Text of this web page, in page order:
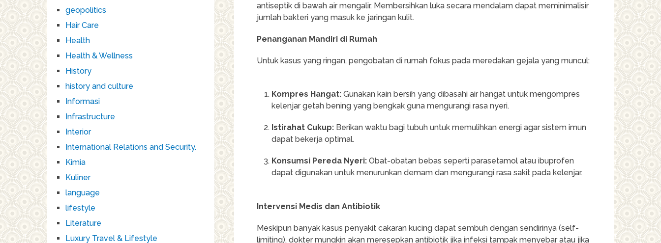
antiseptik di bawah air mengalir. Membersihkan luka secara mendalam dapat meminimalisir
jumlah bakteri yang masuk ke jaringan kulit.
Penanganan Mandiri di Rumah
Untuk kasus yang ringan, pengobatan di rumah fokus pada meredakan gejala yang muncul:
Kompres Hangat: Gunakan kain bersih yang dibasahi air hangat untuk mengompres
kelenjar getah bening yang bengkak guna mengurangi rasa nyeri.
Istirahat Cukup: Berikan waktu bagi tubuh untuk memulihkan energi agar sistem imun
dapat bekerja optimal.
Konsumsi Pereda Nyeri: Obat-obatan bebas seperti parasetamol atau ibuprofen
dapat digunakan untuk menurunkan demam dan mengurangi rasa sakit pada kelenjar.
Intervensi Medis dan Antibiotik
Meskipun banyak kasus penyakit cakaran kucing dapat sembuh dengan sendirinya (self-
limiting), dokter mungkin akan meresepkan antibiotik jika infeksi tampak menyebar atau jika
geopolitics
Hair Care
Health
Health & Wellness
History
history and culture
Informasi
Infrastructure
Interior
International Relations and Security.
Kimia
Kuliner
language
lifestyle
Literature
Luxury Travel & Lifestyle